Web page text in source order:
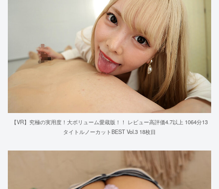
【VR】究極の実用度！大ボリューム愛蔵版！！ レビュー高評価4.7以上 1064分13
タイトルノーカットBEST Vol.3 18枚目